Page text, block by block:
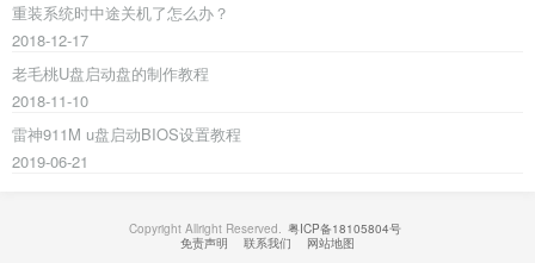
重装系统时中途关机了怎么办？
2018-12-17
老毛桃U盘启动盘的制作教程
2018-11-10
雷神911M u盘启动BIOS设置教程
2019-06-21
Copyright Allright Reserved. 粤ICP备18105804号
免责声明
联系我们 网站地图